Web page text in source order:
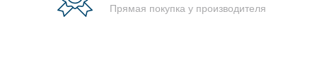
Прямая покупка у производителя